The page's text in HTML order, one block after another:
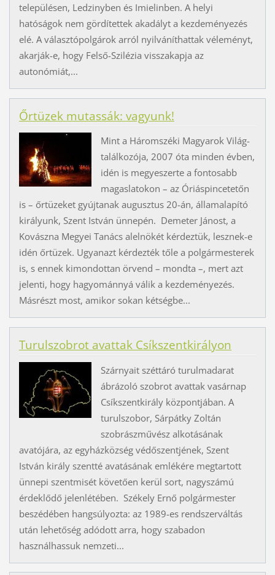
településen, Ledzinyben és Imielinben. A helyi
hatóságok nem gördítettek akadályt a kezdeményezés
elé. A választópolgárok arról nyilváníthattak véleményt,
akarják-e, hogy Felső-Szilézia visszakapja az
autonómiát,...
Őrtüzek mutassák: vagyunk!
Mint a Háromszéki Magyarok Világ­
találkozója, 2007 óta minden évben,
idén is megyeszerte a fontosabb
magaslatokon – az Óriáspincetetőn
is – őrtüzeket gyújtanak augusztus 20-án, államalapító
királyunk, Szent István ünnepén. Demeter Jánost, a
Kovászna Megyei Tanács alelnökét kérdeztük, lesznek-e
idén őrtüzek. Ugyanazt kérdezték tőle a polgármesterek
is, s ennek kimondottan örvend – mondta –, mert azt
jelenti, hogy hagyománnyá válik a kezdeményezés.
Másrészt most, amikor sokan kétségbe...
Turulszobrot avattak Csíkszentkirályon
Szárnyait széttáró turulmadarat
ábrázoló szobrot avattak vasárnap
Csíkszentkirály központjában. A
turulszobor, Sárpátky Zoltán
szobrászművész alkotásának
avatójára, az egyházközség védőszentjének, Szent
István király szentté avatásának emlékére megtartott
ünnepi szentmisét követően kerül sort, nagyszámú
érdeklődő jelenlétében. Székely Ernő polgármester
beszédében hangsúlyozta: az 1989-es rendszerváltás
után lehetőség adódott arra, hogy szabadon
használhassuk nemzeti...